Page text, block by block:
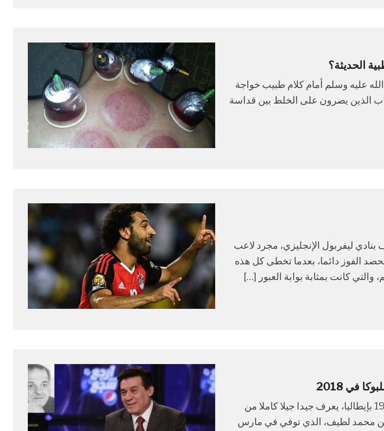
الحديثة؟
عليه وسلم أمام كلام طبيب خواجة
الذين يصرون على الخلط بين قداسة
ليفربول الإنجليزي، مجرد لاعب
الفوز دائما، بعدما تخطى كل هذه
والتي كانت بمثابة بوابة العبور […]
الجيل الذي عاش فرحة المصريين بالوصول إلى كأس العالم 1990 بإيطاليا، يعرف جيدا جيلا كاملا من
محمد لطيف، الذي توفي في مارس